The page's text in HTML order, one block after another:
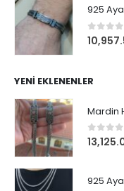
925
0out
YENI EKLENENLER
0out
925